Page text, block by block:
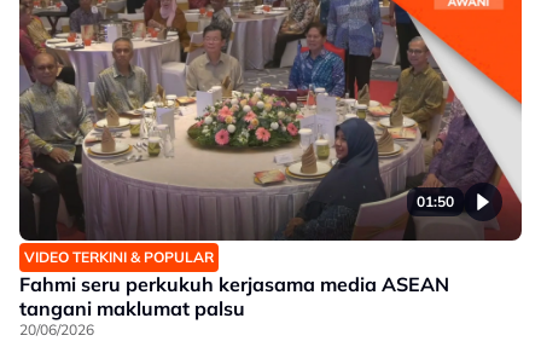
01:50
VIDEO TERKINI & POPULAR
Fahmi seru perkukuh kerjasama media ASEAN
tangani maklumat palsu
20/06/2026